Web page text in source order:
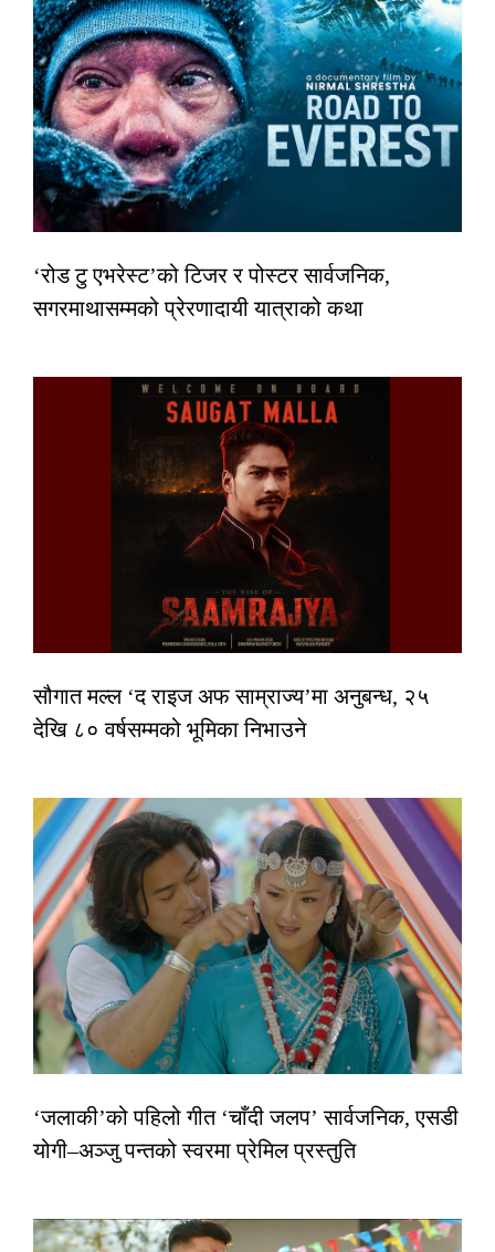
‘रोड टु एभरेस्ट’को टिजर र पोस्टर सार्वजनिक,
सगरमाथासम्मको प्रेरणादायी यात्राको कथा
सौगात मल्ल ‘द राइज अफ साम्राज्य’मा अनुबन्ध, २५
देखि ८० वर्षसम्मको भूमिका निभाउने
‘जलाकी’को पहिलो गीत ‘चाँदी जलप’ सार्वजनिक, एसडी
योगी–अञ्जु पन्तको स्वरमा प्रेमिल प्रस्तुति